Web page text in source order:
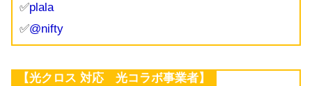
✅plala
✅@nifty
【光クロス 対応 光コラボ事業者】